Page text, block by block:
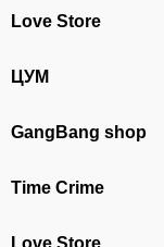
Love Store
ЦУМ
GangBang shop
Time Crime
Love Store